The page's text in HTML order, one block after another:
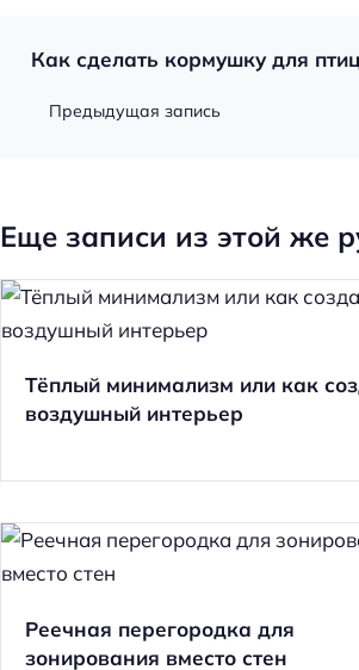
Как сделать кормушку для
Предыдущая запись
Еще записи из этой же
Тёплый минимализм или как
воздушный интерьер
Реечная перегородка для
зонирования вместо стен